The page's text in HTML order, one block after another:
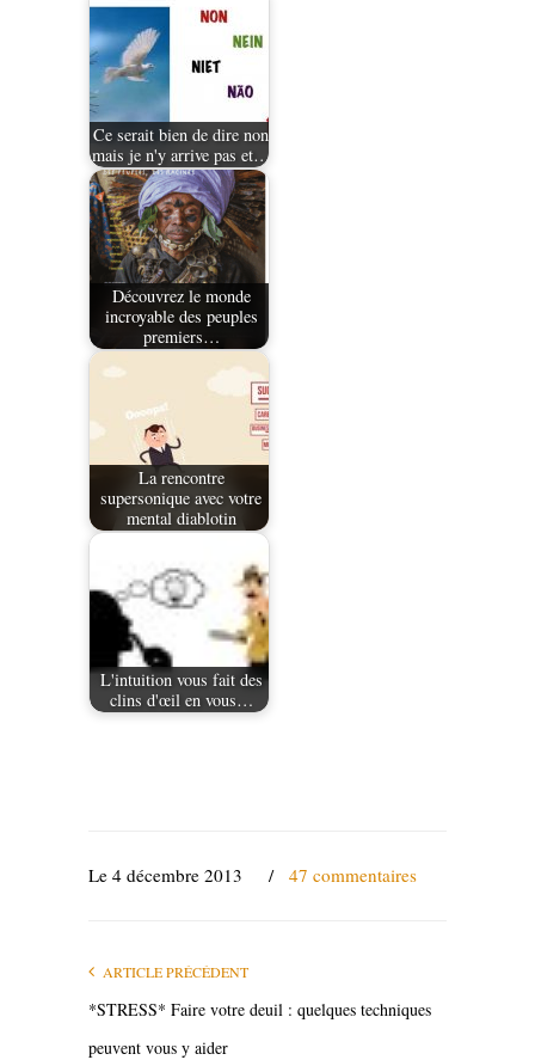
Ce serait bien de dire non
mais je n'y arrive pas et…
Découvrez le monde
incroyable des peuples
premiers…
La rencontre
supersonique avec votre
mental diablotin
L'intuition vous fait des
clins d'œil en vous…
Le 4 décembre 2013 / 47 commentaires
ARTICLE PRÉCÉDENT
*STRESS* Faire votre deuil : quelques techniques
peuvent vous y aider